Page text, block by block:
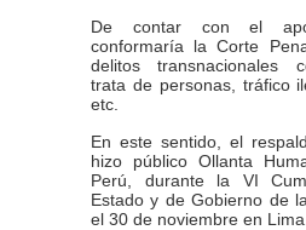
De contar con el
conformaría la Corte
delitos transnacionales
trata de personas, tráfico
etc.
En este sentido, el
hizo público Ollanta
Perú, durante la VI
Estado y de Gobierno de
el 30 de noviembre en Lima.